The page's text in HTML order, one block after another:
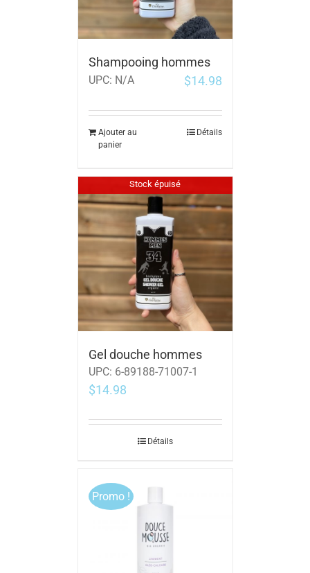
Shampooing hommes
UPC: N/A $14.98
Ajouter au
panier
Détails
Stock épuisé
Gel douche hommes
UPC: 6-89188-71007-1
$14.98
Détails
Promo !